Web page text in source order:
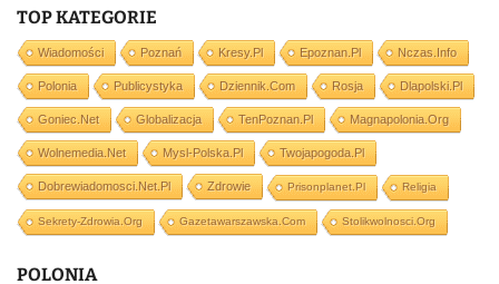
TOP KATEGORIE
Wiadomości Poznań Kresy.pl Epoznan.pl Nczas.info
Polonia Publicystyka Dziennik.com Rosja Dlapolski.pl
Goniec.net Globalizacja TenPoznan.pl Magnapolonia.org
Wolnemedia.net Mysl-Polska.pl Twojapogoda.pl
Dobrewiadomosci.net.pl Zdrowie Prisonplanet.pl Religia
Sekrety-Zdrowia.org Gazetawarszawska.com Stolikwolnosci.org
POLONIA